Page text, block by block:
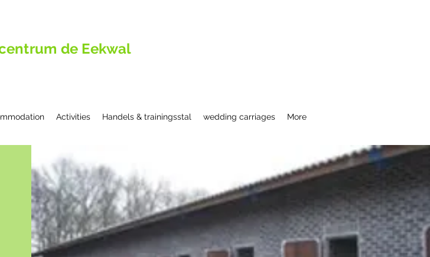
de Eekwal
Activities Handels & trainingsstal wedding carriages More